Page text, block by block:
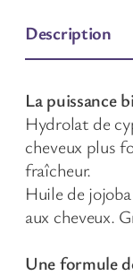
Description
La puissance
Hydrolat de
cheveux plus
fraîcheur.
Huile de
aux cheveux.
Une formule